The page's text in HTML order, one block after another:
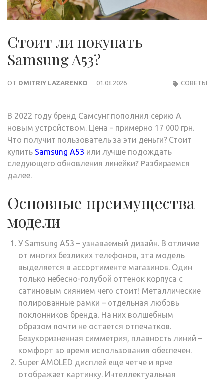
Стоит ли покупать
Samsung A53?
ОТ DMITRIY LAZARENKO 01.08.2026 СОВЕТЫ
В 2022 году бренд Самсунг пополнил серию А
новым устройством. Цена – примерно 17 000 грн.
Что получит пользователь за эти деньги? Стоит
купить Samsung A53 или лучше подождать
следующего обновления линейки? Разбираемся
далее.
Основные преимущества
модели
У Samsung A53 – узнаваемый дизайн. В отличие
от многих безликих телефонов, эта модель
выделяется в ассортименте магазинов. Один
только небесно-голубой оттенок корпуса с
сатиновым сиянием чего стоит! Металлические
полированные рамки – отдельная любовь
поклонников бренда. На них волшебным
образом почти не остается отпечатков.
Безукоризненная симметрия, плавность линий –
комфорт во время использования обеспечен.
Super AMOLED дисплей еще четче и ярче
отображает картинку. Интеллектуальная